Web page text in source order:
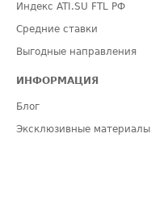
Индекс ATI.SU FTL РФ
Средние ставки
Выгодные направления
ИНФОРМАЦИЯ
Блог
Эксклюзивные материалы